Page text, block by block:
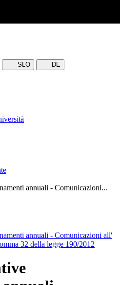
SLO
DE
annuali - Comunicazioni...
annuali - Comunicazioni all'
32 della legge 190/2012